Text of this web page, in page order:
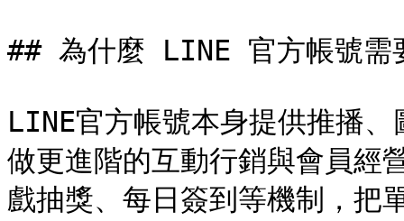
## 為什麼 LINE 官方帳號需
LINE官方帳號本身提供推播
做更進階的互動行銷與會員經
戲抽獎、每日簽到等機制，把